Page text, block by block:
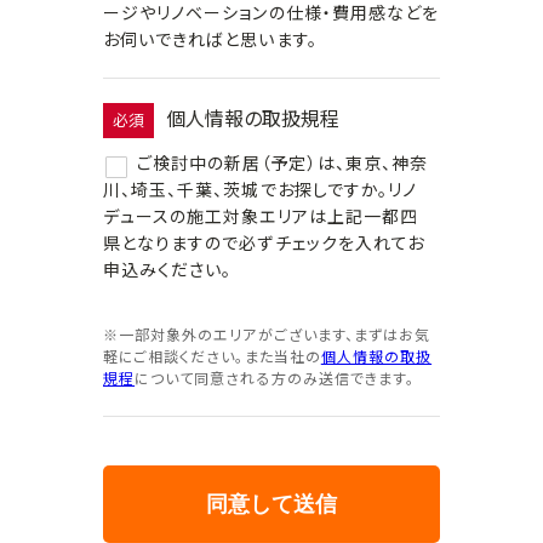
ージやリノベーションの仕様・費用感などを
お伺いできればと思います。
必須 個人情報の取扱規程
ご検討中の新居（予定）は、東京、神奈
川、埼玉、千葉、茨城でお探しですか。リノ
デュースの施工対象エリアは上記一都四
県となりますので必ずチェックを入れてお
申込みください。
※一部対象外のエリアがございます、まずはお気
軽にご相談ください。また当社の個人情報の取扱
規程 について同意される方のみ送信できます。